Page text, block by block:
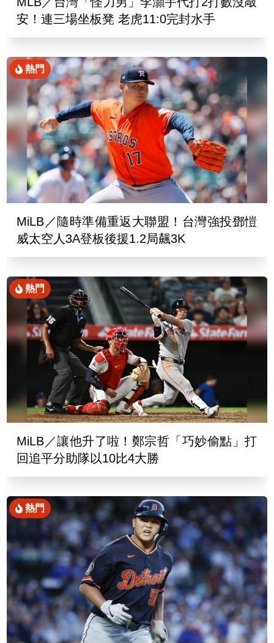
安！連三場坐板凳 老虎11:0完封水手
熱門
MiLB／隨時準備重返大聯盟！台灣強投鄧愷
威太空人3A登板後援1.2局飆3K
熱門
MiLB／讓他升了啦！鄭宗哲「巧妙偷點」打
回追平分助隊以10比4大勝
熱門